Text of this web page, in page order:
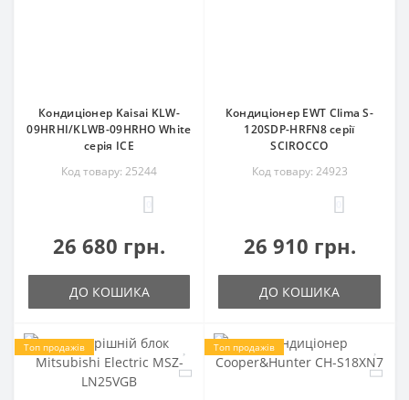
Кондиціонер Kaisai KLW-
09HRHI/KLWB-09HRHO White
серія ICE
Код товару: 25244
26 680 грн.
ДО КОШИКА
Кондиціонер EWT Clima S-
120SDP-HRFN8 серії
SCIROCCO
Код товару: 24923
26 910 грн.
ДО КОШИКА
Топ продажів Топ продажів